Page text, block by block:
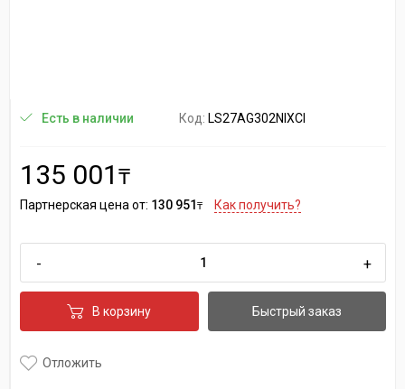
Есть в наличии Код: LS27AG302NIXCI
135 001 ₸
Партнерская цена от: 130 951 ₸ Как получить?
- +
В корзину Быстрый заказ
Отложить